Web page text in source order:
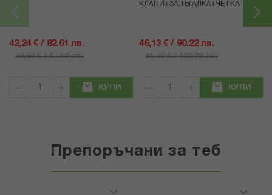
42,24 € / 82.61 лв.
49,69 € / 97.19 лв.
КУПИ
КЛАПИ+ЗАЛЪГАЛКА+ЧЕТКА
46,13 € / 90.22 лв.
61,50 € / 120.28 лв.
КУПИ
Препоръчани за теб